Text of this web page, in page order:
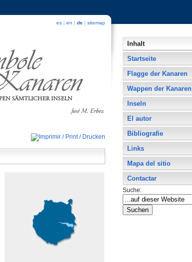
es | en | de | sitemap
Inhalt
Startseite
Flagge der Kanaren
Wappen der Kanaren
Inseln
El autor
Bibliografie
Links
Mapa del sitio
Contactar
Suche: